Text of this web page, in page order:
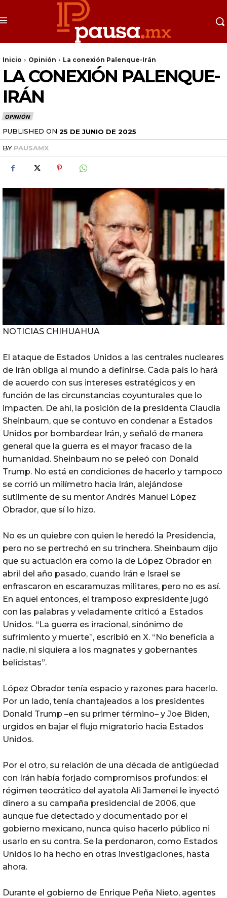
Inicio Opinión La conexión Palenque-Irán
LA CONEXIÓN PALENQUE-
IRÁN
OPINIÓN
PUBLISHED ON 25 DE JUNIO DE 2025
BY PAUSAMX
NOTICIAS CHIHUAHUA
El ataque de Estados Unidos a las centrales nucleares
de Irán obliga al mundo a definirse. Cada país lo hará
de acuerdo con sus intereses estratégicos y en
función de las circunstancias coyunturales que lo
impacten. De ahí, la posición de la presidenta Claudia
Sheinbaum, que se contuvo en condenar a Estados
Unidos por bombardear Irán, y señaló de manera
general que la guerra es el mayor fracaso de la
humanidad. Sheinbaum no se peleó con Donald
Trump. No está en condiciones de hacerlo y tampoco
se corrió un milímetro hacia Irán, alejándose
sutilmente de su mentor Andrés Manuel López
Obrador, que sí lo hizo.
No es un quiebre con quien le heredó la Presidencia,
pero no se pertrechó en su trinchera. Sheinbaum dijo
que su actuación era como la de López Obrador en
abril del año pasado, cuando Irán e Israel se
enfrascaron en escaramuzas militares, pero no es así.
En aquel entonces, el tramposo expresidente jugó
con las palabras y veladamente criticó a Estados
Unidos. “La guerra es irracional, sinónimo de
sufrimiento y muerte”, escribió en X. “No beneficia a
nadie, ni siquiera a los magnates y gobernantes
belicistas”.
López Obrador tenía espacio y razones para hacerlo.
Por un lado, tenía chantajeados a los presidentes
Donald Trump –en su primer término– y Joe Biden,
urgidos en bajar el flujo migratorio hacia Estados
Unidos.
Por el otro, su relación de una década de antigüedad
con Irán había forjado compromisos profundos: el
régimen teocrático del ayatola Ali Jamenei le inyectó
dinero a su campaña presidencial de 2006, que
aunque fue detectado y documentado por el
gobierno mexicano, nunca quiso hacerlo público ni
usarlo en su contra. Se la perdonaron, como Estados
Unidos lo ha hecho en otras investigaciones, hasta
ahora.
Durante el gobierno de Enrique Peña Nieto, agentes